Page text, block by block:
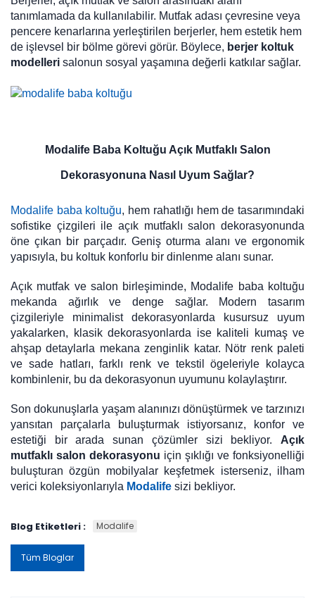
tanımlamada da kullanılabilir. Mutfak adası çevresine veya
pencere kenarlarına yerleştirilen berjerler, hem estetik hem
de işlevsel bir bölme görevi görür. Böylece, berjer koltuk
modelleri salonun sosyal yaşamına değerli katkılar sağlar.
Modalife Baba Koltuğu Açık Mutfaklı Salon
Dekorasyonuna Nasıl Uyum Sağlar?
Modalife baba koltuğu, hem rahatlığı hem de tasarımındaki
sofistike çizgileri ile açık mutfaklı salon dekorasyonunda
öne çıkan bir parçadır. Geniş oturma alanı ve ergonomik
yapısıyla, bu koltuk konforlu bir dinlenme alanı sunar.
Açık mutfak ve salon birleşiminde, Modalife baba koltuğu
mekanda ağırlık ve denge sağlar. Modern tasarım
çizgileriyle minimalist dekorasyonlarda kusursuz uyum
yakalarken, klasik dekorasyonlarda ise kaliteli kumaş ve
ahşap detaylarla mekana zenginlik katar. Nötr renk paleti
ve sade hatları, farklı renk ve tekstil ögeleriyle kolayca
kombinlenir, bu da dekorasyonun uyumunu kolaylaştırır.
Son dokunuşlarla yaşam alanınızı dönüştürmek ve tarzınızı
yansıtan parçalarla buluşturmak istiyorsanız, konfor ve
estetiği bir arada sunan çözümler sizi bekliyor. Açık
mutfaklı salon dekorasyonu için şıklığı ve fonksiyonelliği
buluşturan özgün mobilyalar keşfetmek isterseniz, ilham
verici koleksiyonlarıyla Modalife sizi bekliyor.
Blog Etiketleri : Modalife
Tüm Bloglar